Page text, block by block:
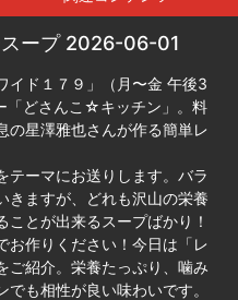
スープ 2026-06-01
イド１７９」（月〜金 午後3
「どさんこ☆キッチン」。料
の星澤雅也さんが作る簡単レ
テーマにお送りします。バラ
きますが、どれも沢山の栄養
とが出来るスープばかり！
お作りください！今日は「レ
ご紹介。栄養たっぷり、噛み
も相性が良い味わいです。